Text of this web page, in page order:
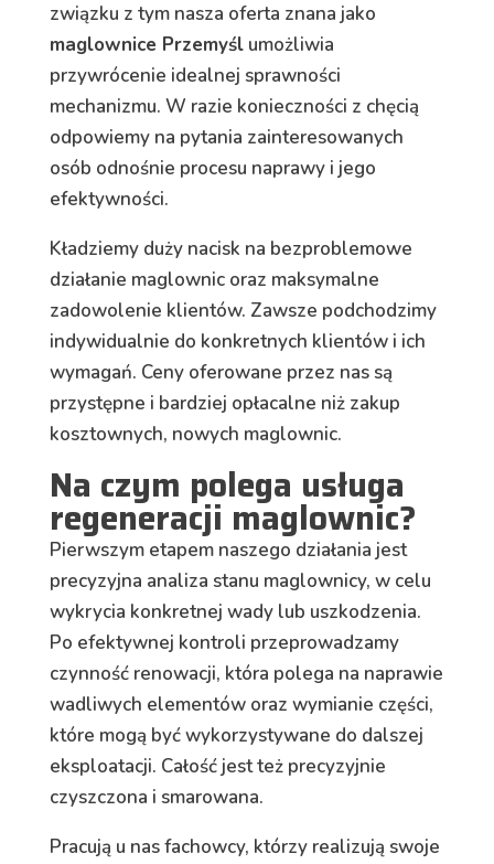
związku z tym nasza oferta znana jako
maglownice Przemyślumożliwia
przywrócenie idealnej sprawności
mechanizmu. W razie konieczności z chęcią
odpowiemy na pytania zainteresowanych
osób odnośnie procesu naprawy i jego
efektywności.
Kładziemy duży nacisk na bezproblemowe
działanie maglownic oraz maksymalne
zadowolenie klientów. Zawsze podchodzimy
indywidualnie do konkretnych klientów i ich
wymagań. Ceny oferowane przez nas są
przystępne i bardziej opłacalne niż zakup
kosztownych, nowych maglownic.
Na czym polega usługa
regeneracji maglownic?
Pierwszym etapem naszego działania jest
precyzyjna analiza stanu maglownicy, w celu
wykrycia konkretnej wady lub uszkodzenia.
Po efektywnej kontroli przeprowadzamy
czynność renowacji, która polega na naprawie
wadliwych elementów oraz wymianie części,
które mogą być wykorzystywane do dalszej
eksploatacji. Całość jest też precyzyjnie
czyszczona i smarowana.
Pracują u nas fachowcy, którzy realizują swoje